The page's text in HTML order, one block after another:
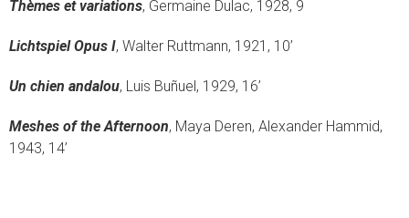
Thèmes et variations, Germaine Dulac, 1928, 9
Lichtspiel Opus I, Walter Ruttmann, 1921, 10’
Un chien andalou, Luis Buñuel, 1929, 16’
Meshes of the Afternoon, Maya Deren, Alexander Hammid,
1943, 14’